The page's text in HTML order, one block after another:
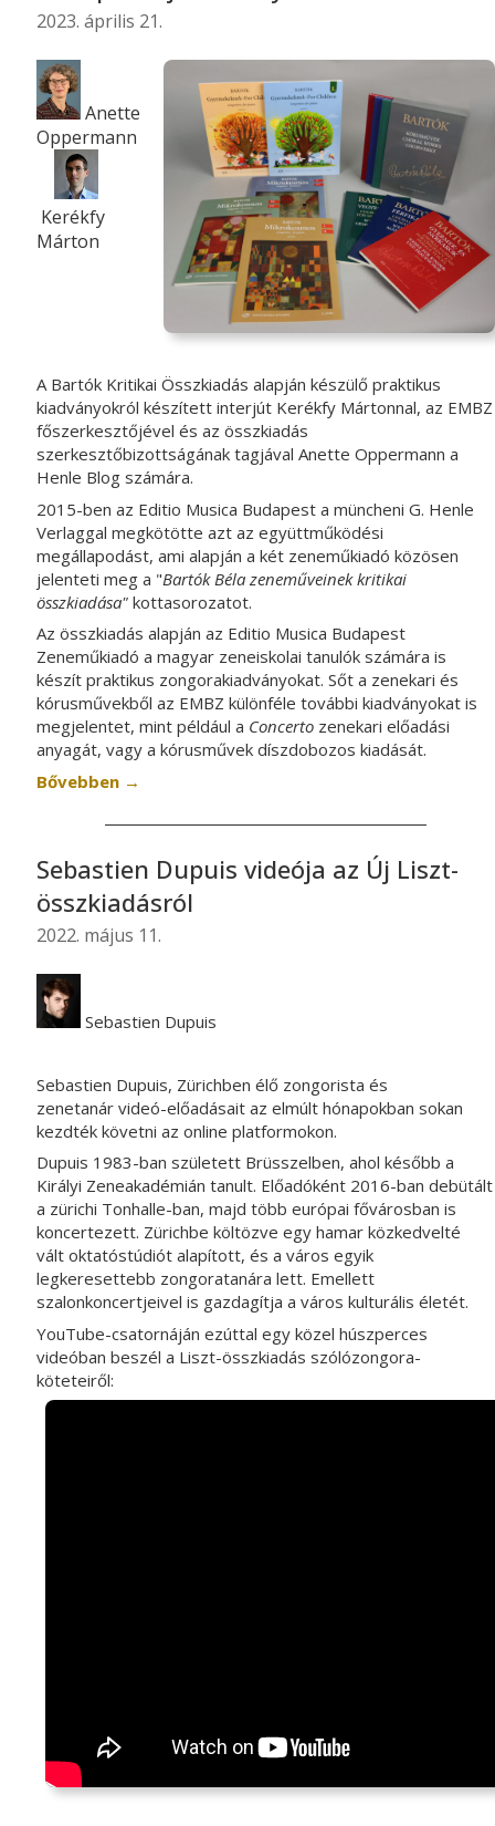
2023. április 21.
Anette
Oppermann
Kerékfy
Márton
A Bartók Kritikai Összkiadás alapján készülő praktikus
kiadványokról készített interjút Kerékfy Mártonnal, az EMBZ
főszerkesztőjével és az összkiadás
szerkesztőbizottságának tagjával Anette Oppermann a
Henle Blog számára.
2015-ben az Editio Musica Budapest a müncheni G. Henle
Verlaggal megkötötte azt az együttműködési
megállapodást, ami alapján a két zeneműkiadó közösen
jelenteti meg a "Bartók Béla zeneműveinek kritikai
összkiadása" kottasorozatot.
Az összkiadás alapján az Editio Musica Budapest
Zeneműkiadó a magyar zeneiskolai tanulók számára is
készít praktikus zongorakiadványokat. Sőt a zenekari és
kórusművekből az EMBZ különféle további kiadványokat is
megjelentet, mint például a Concerto zenekari előadási
anyagát, vagy a kórusművek díszdobozos kiadását.
Bővebben →
Sebastien Dupuis videója az Új Liszt-
összkiadásról
2022. május 11.
Sebastien Dupuis
Sebastien Dupuis, Zürichben élő zongorista és
zenetanár videó-előadásait az elmúlt hónapokban sokan
kezdték követni az online platformokon.
Dupuis 1983-ban született Brüsszelben, ahol később a
Királyi Zeneakadémián tanult. Előadóként 2016-ban debütált
a zürichi Tonhalle-ban, majd több európai fővárosban is
koncertezett. Zürichbe költözve egy hamar közkedvelté
vált oktatóstúdiót alapított, és a város egyik
legkeresettebb zongoratanára lett. Emellett
szalonkoncertjeivel is gazdagítja a város kulturális életét.
YouTube-csatornáján ezúttal egy közel húszperces
videóban beszél a Liszt-összkiadás szólózongora-
köteteiről: